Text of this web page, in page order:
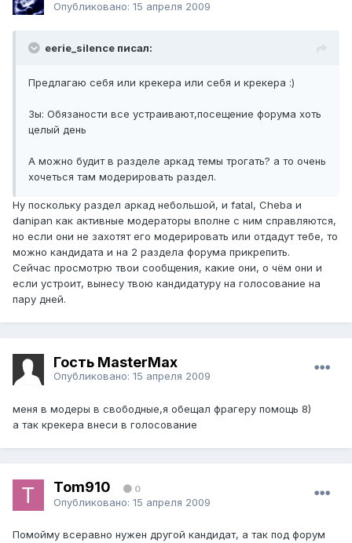
Опубликовано: 15 апреля 2009
eerie_silence писал:
Предлагаю себя или крекера или себя и крекера :)
Зы: Обязаности все устраивают,посещение форума хоть
целый день
А можно будит в разделе аркад темы трогать? а то очень
хочеться там модерировать раздел.
Ну поскольку раздел аркад небольшой, и fatal, Cheba и
danipan как активные модераторы вполне с ним справляются,
но если они не захотят его модерировать или отдадут тебе, то
можно кандидата и на 2 раздела форума прикрепить.
Сейчас просмотрю твои сообщения, какие они, о чём они и
если устроит, вынесу твою кандидатуру на голосование на
пару дней.
Гость MasterMax
Опубликовано: 15 апреля 2009
меня в модеры в свободные,я обещал фрагеру помощь 8)
а так крекера внеси в голосование
Tom910 0
Опубликовано: 15 апреля 2009
Помойму всеравно нужен другой кандидат, а так под форум